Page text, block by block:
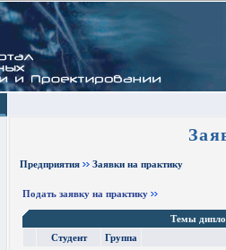
Предприятия Заявки на практику
Подать заявку на практику
Темы
Студент
Группа